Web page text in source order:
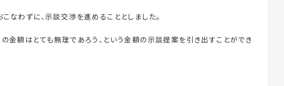
なわずに、示談交渉を進めることとしました。
金額はとても無理であろう、という金額の示談提案を引き出すことができ